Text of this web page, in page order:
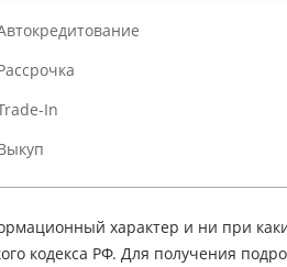
In
характер и ни при
кодекса РФ. Для получения